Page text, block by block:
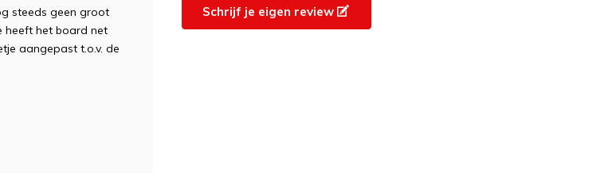
steeds geen groot
heeft het board net
aangepast t.o.v. de
Schrijf je eigen review